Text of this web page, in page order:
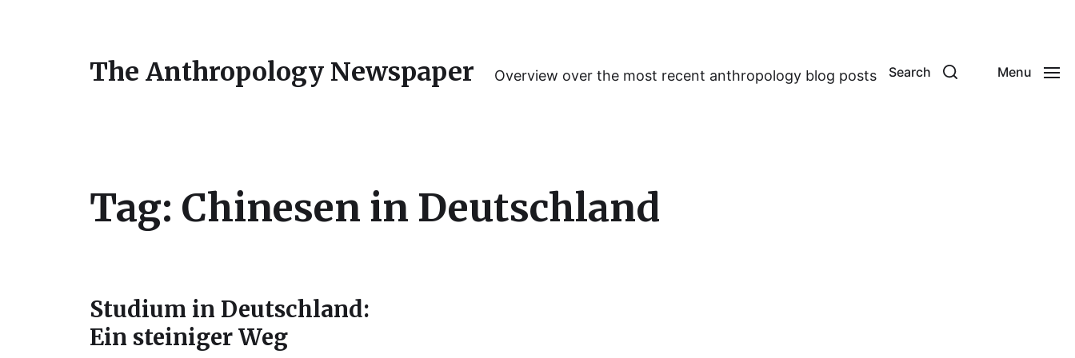
The Anthropology Newspaper Overview over the most recent anthropology blog posts Search Menu
Tag: Chinesen in Deutschland
Studium in Deutschland:
Ein steiniger Weg